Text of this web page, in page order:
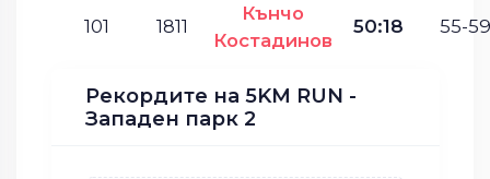
101 1811
Кънчо
Костадинов
50:18 55-
Рекордите на 5KM RUN -
Западен парк 2